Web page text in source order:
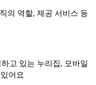
의 역할, 제공 서비스 등
고 있는 누리집, 모바일
어요